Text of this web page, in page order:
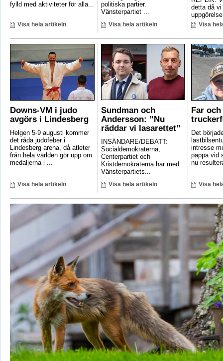
fylld med aktiviteter för alla...
Visa hela artikeln
politiska partier.
Vänsterpartiet ...
Visa hela artikeln
detta då
Visa
Downs-VM i judo
avgörs i Lindesberg
Helgen 5-9 augusti kommer
det råda judofeber i
Lindesberg arena, då atleter
från hela världen gör upp om
medaljerna i ...
Visa hela artikeln
Sundman och
Andersson: ”Nu
räddar vi lasarettet”
INSÄNDARE/DEBATT:
Socialdemokraterna,
Centerpartiet och
Kristdemokraterna har med
Vänsterpartiets...
Visa hela artikeln
Far
Det
intresse
pappa vid
nu
Visa